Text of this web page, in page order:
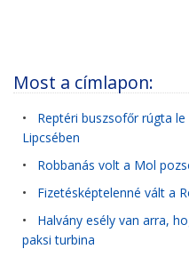
Most a címlapon:
• Reptéri buszsofőr rúgta
Lipcsében
• Robbanás volt a Mol
• Fizetésképtelenné vált a
• Halvány esély van arra,
paksi turbina